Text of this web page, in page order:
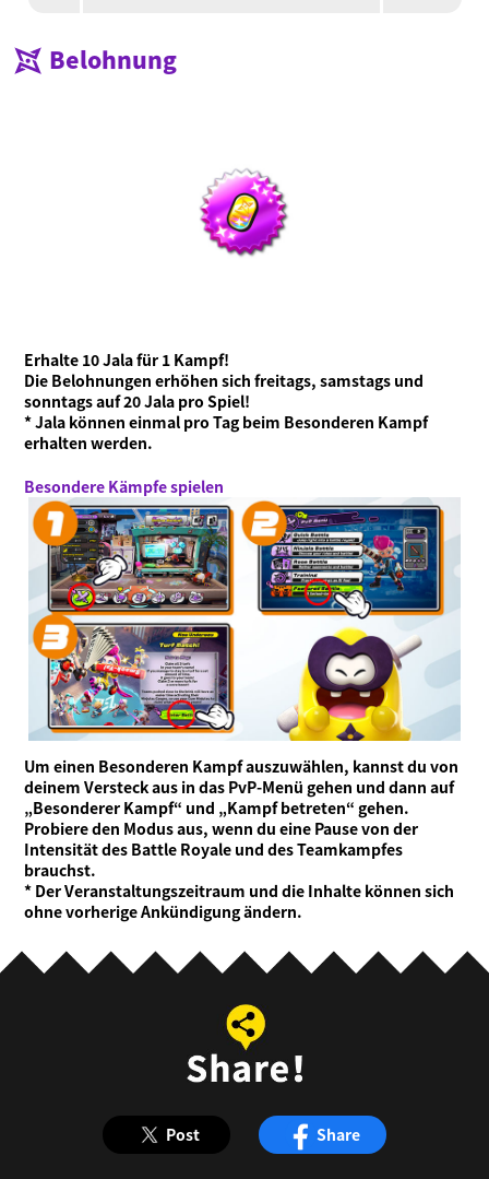
Belohnung
Erhalte 10 Jala für 1 Kampf!
Die Belohnungen erhöhen sich freitags, samstags und
sonntags auf 20 Jala pro Spiel!
* Jala können einmal pro Tag beim Besonderen Kampf
erhalten werden.
Besondere Kämpfe spielen
Um einen Besonderen Kampf auszuwählen, kannst du von
deinem Versteck aus in das PvP-Menü gehen und dann auf
„Besonderer Kampf“ und „Kampf betreten“ gehen.
Probiere den Modus aus, wenn du eine Pause von der
Intensität des Battle Royale und des Teamkampfes
brauchst.
* Der Veranstaltungszeitraum und die Inhalte können sich
ohne vorherige Ankündigung ändern.
Post Share